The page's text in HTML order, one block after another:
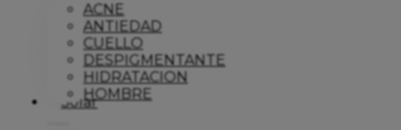
ACNE
ANTIEDAD
CUELLO
DESPIGMENTANTE
HIDRATACION
HOMBRE
Solar